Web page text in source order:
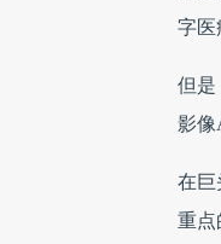
字医
但是
影像
在巨
重点